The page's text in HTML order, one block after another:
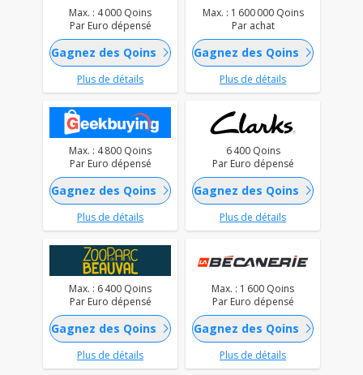
Max. : 4 000 Qoins
Par Euro dépensé
Gagnez des Qoins chevron_right
Plus de détails
Max. : 1 600 000 Qoins
Par achat
Gagnez des Qoins chevron_right
Plus de détails
Max. : 4 800 Qoins
Par Euro dépensé
Gagnez des Qoins chevron_right
Plus de détails
6 400 Qoins
Par Euro dépensé
Gagnez des Qoins chevron_right
Plus de détails
Max. : 6 400 Qoins
Par Euro dépensé
Gagnez des Qoins chevron_right
Plus de détails
Max. : 1 600 Qoins
Par Euro dépensé
Gagnez des Qoins chevron_right
Plus de détails